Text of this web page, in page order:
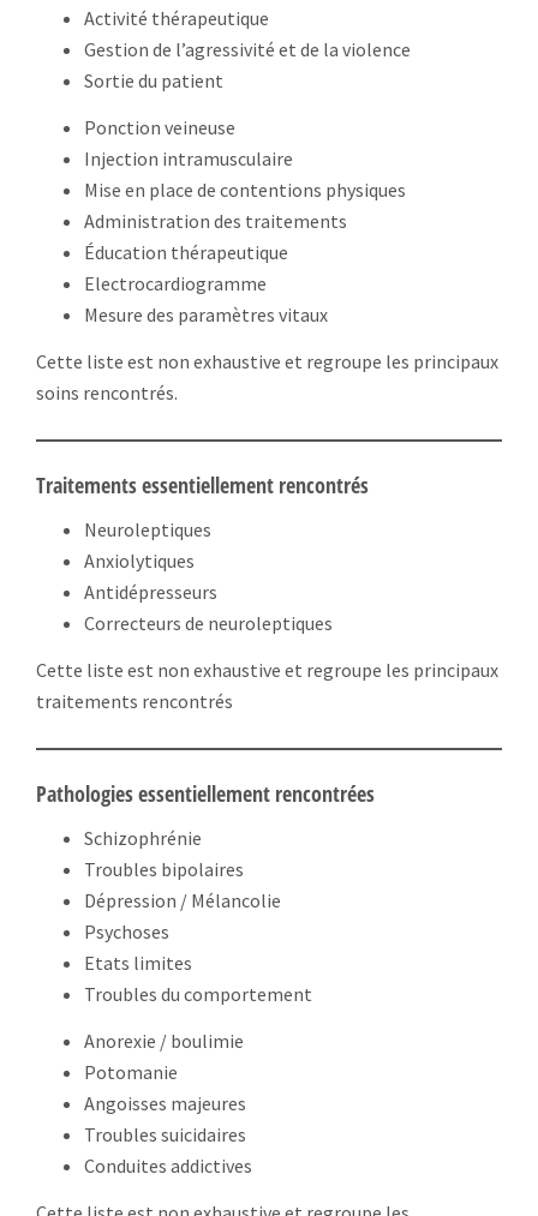
Activité thérapeutique
Gestion de l’agressivité et de la violence
Sortie du patient
Ponction veineuse
Injection intramusculaire
Mise en place de contentions physiques
Administration des traitements
Éducation thérapeutique
Electrocardiogramme
Mesure des paramètres vitaux
Cette liste est non exhaustive et regroupe les principaux
soins rencontrés.
Traitements essentiellement rencontrés
Neuroleptiques
Anxiolytiques
Antidépresseurs
Correcteurs de neuroleptiques
Cette liste est non exhaustive et regroupe les principaux
traitements rencontrés
Pathologies essentiellement rencontrées
Schizophrénie
Troubles bipolaires
Dépression / Mélancolie
Psychoses
Etats limites
Troubles du comportement
Anorexie / boulimie
Potomanie
Angoisses majeures
Troubles suicidaires
Conduites addictives